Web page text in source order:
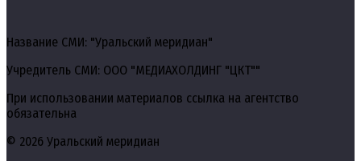
Название СМИ: "Уральский меридиан"
Учредитель СМИ: ООО "МЕДИАХОЛДИНГ "ЦКТ""
При использовании материалов ссылка на агентство
обязательна
© 2026 Уральский меридиан